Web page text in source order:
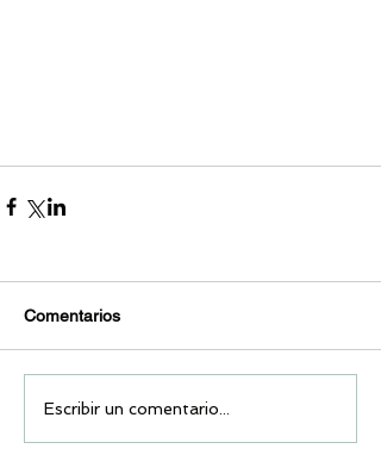
Comentarios
Escribir un comentario...